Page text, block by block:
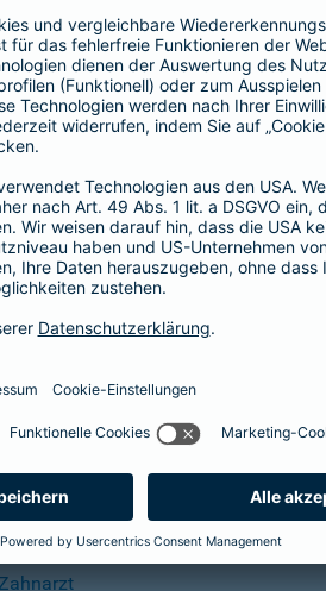
Schutz mit Schwerpunkt auf
in der ambulanten Versorgung.
entscheiden Sie, ob Hausarzt oder
zum Facharzt.
ambulante Leistungen
im stationären Bereich
mehr Infos
Arzt
Zahnarzt